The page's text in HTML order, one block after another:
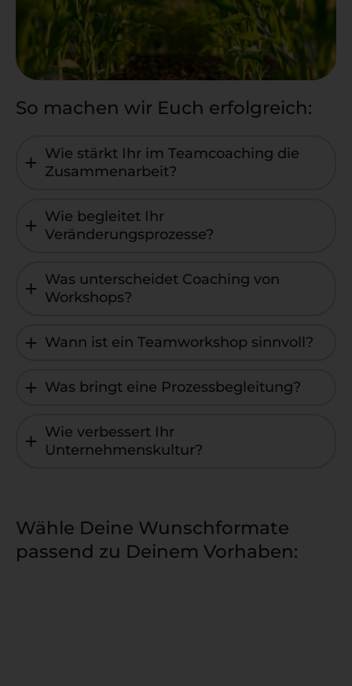
So machen wir Euch erfolgreich:
Wie stärkt Ihr im Teamcoaching die
Zusammenarbeit?
Wie begleitet Ihr
Veränderungsprozesse?
Was unterscheidet Coaching von
Workshops?
Wann ist ein Teamworkshop sinnvoll?
Was bringt eine Prozessbegleitung?
Wie verbessert Ihr
Unternehmenskultur?
Wähle Deine Wunschformate
passend zu Deinem Vorhaben: